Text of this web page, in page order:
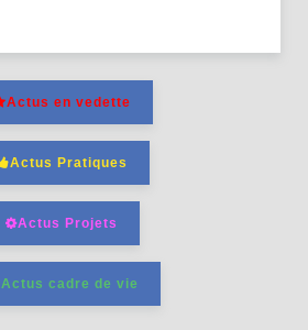
Actus en vedette
Actus Pratiques
Actus Projets
Actus cadre de vie